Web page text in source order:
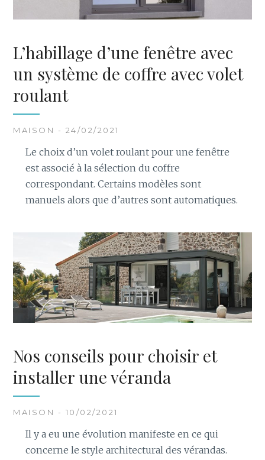
L’habillage d’une fenêtre avec
un système de coffre avec volet
roulant
MAISON - 24/02/2021
Le choix d’un volet roulant pour une fenêtre
est associé à la sélection du coffre
correspondant. Certains modèles sont
manuels alors que d’autres sont automatiques.
Nos conseils pour choisir et
installer une véranda
MAISON - 10/02/2021
Il y a eu une évolution manifeste en ce qui
concerne le style architectural des vérandas.